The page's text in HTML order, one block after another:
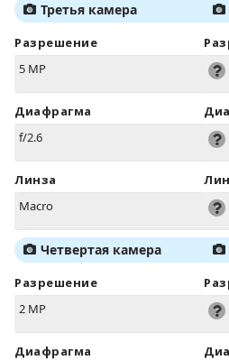
Третья камера
Разрешение
5 MP
Диафрагма
f/2.6
Линза
Macro
Четвертая камера
Разрешение
2 MP
Диафрагма